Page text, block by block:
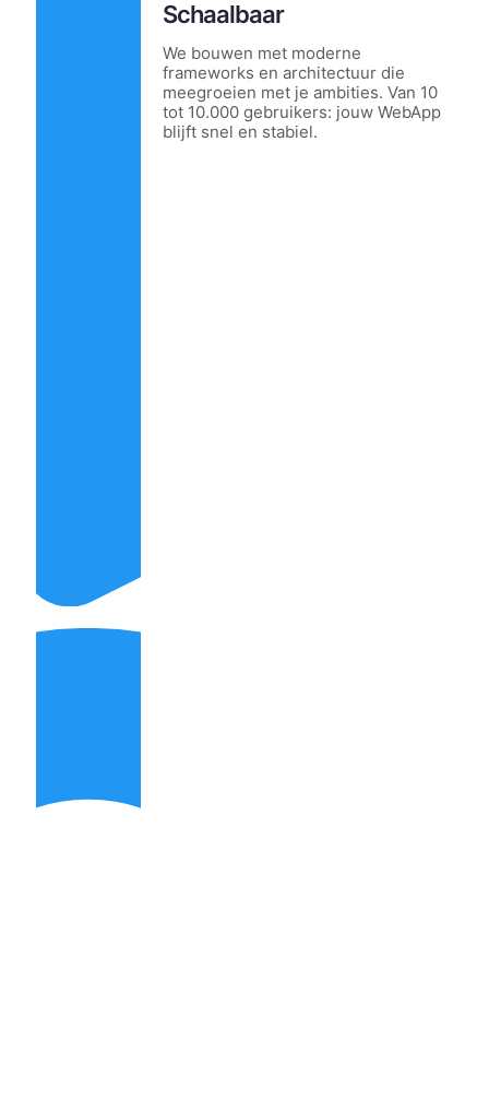
Schaalbaar
We bouwen met moderne
frameworks en architectuur die
meegroeien met je ambities. Van 10
tot 10.000 gebruikers: jouw WebApp
blijft snel en stabiel.